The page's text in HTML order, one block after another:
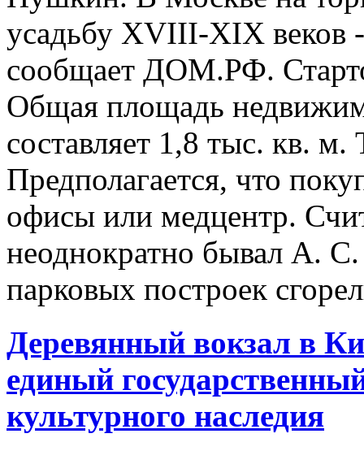
усадьбу XVIII-XIX веков
сообщает ДОМ.РФ.
Общая площадь
составляет 1,8 тыс. кв.
Предполагается, что
офисы или медцентр.
неоднократно бывал А.
парковых построек
Деревянный вокзал в
единый
культурного наследия